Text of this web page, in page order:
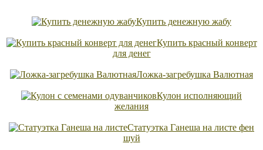
Купить денежную жабу
Купить красный конверт
для денег
Ложка-загребушка Валютная
Кулон исполняющий
желания
Статуэтка Ганеша на листе фен
шуй